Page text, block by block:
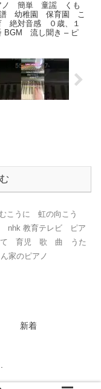
ノ 簡単 童謡 くも
譜 幼稚園 保育園 こ
絶対音感 ０歳、１
流し聞き – ピ
こうに 虹の向こう
nhk 教育テレビ ピア
て 育児 歌 曲 うた
家のピアノ
新着